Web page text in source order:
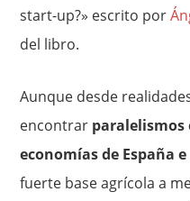
start-up?» escrito por
del libro.
Aunque desde
encontrar paralelismos
economías de España
fuerte base agrícola a